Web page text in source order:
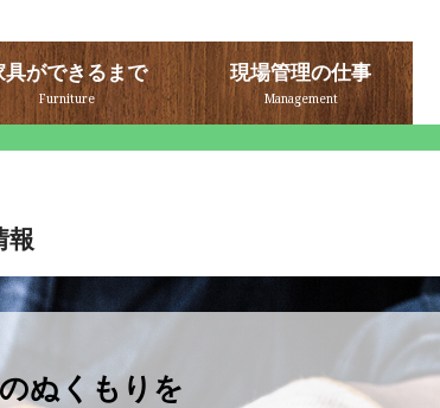
具ができるまで
Furniture
現場管理の仕事
Management
報
ぬくもりを